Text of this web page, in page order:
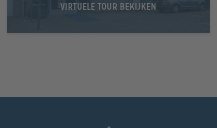
VIRTUELE TOUR BEKIJKEN